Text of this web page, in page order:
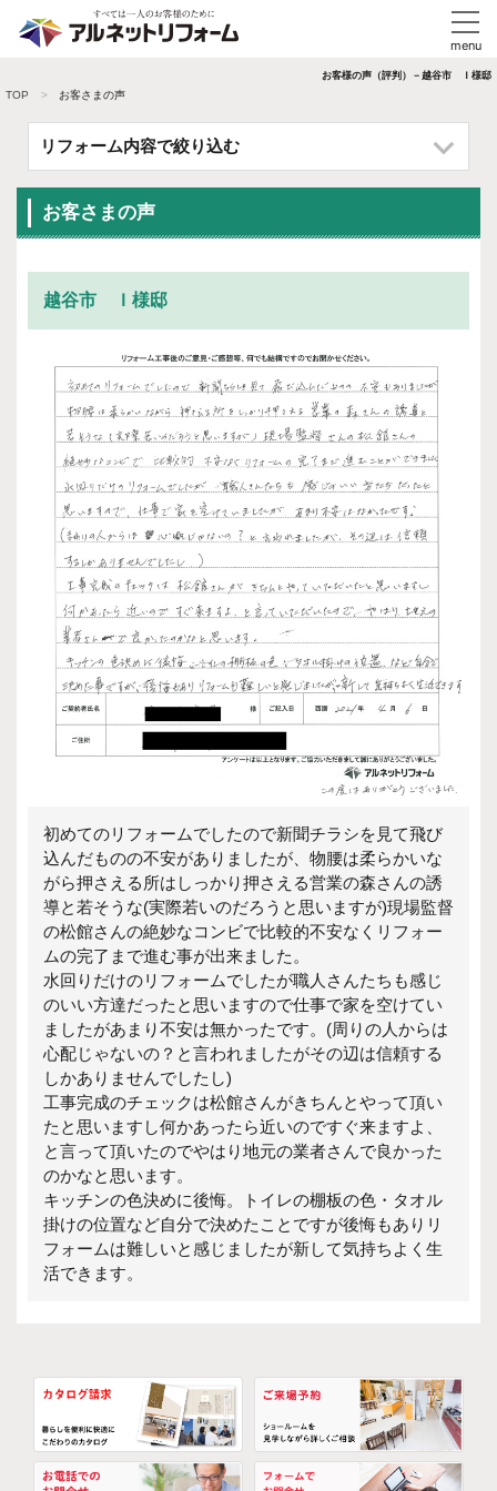
お客様の声（評判）－越谷市 Ｉ様邸
TOP お客さまの声
リフォーム内容で絞り込む
お客さまの声
越谷市 Ｉ様邸
初めてのリフォームでしたので新聞チラシを見て飛び
込んだものの不安がありましたが、物腰は柔らかいな
がら押さえる所はしっかり押さえる営業の森さんの誘
導と若そうな(実際若いのだろうと思いますが)現場監督
の松館さんの絶妙なコンビで比較的不安なくリフォー
ムの完了まで進む事が出来ました。
水回りだけのリフォームでしたが職人さんたちも感じ
のいい方達だったと思いますので仕事で家を空けてい
ましたがあまり不安は無かったです。(周りの人からは
心配じゃないの？と言われましたがその辺は信頼する
しかありませんでしたし)
工事完成のチェックは松館さんがきちんとやって頂い
たと思いますし何かあったら近いのですぐ来ますよ、
と言って頂いたのでやはり地元の業者さんで良かった
のかなと思います。
キッチンの色決めに後悔。トイレの棚板の色・タオル
掛けの位置など自分で決めたことですが後悔もありリ
フォームは難しいと感じましたが新して気持ちよく生
活できます。